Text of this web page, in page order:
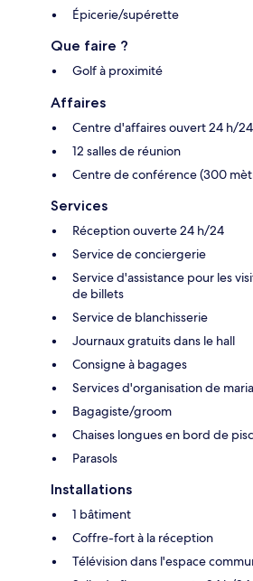
Épicerie/supérette
Que faire ?
Golf à proximité
Affaires
Centre d'affaires ouvert 24 h/24
12 salles de réunion
Centre de conférence (300
Services
Réception ouverte 24 h/24
Service de conciergerie
Service d'assistance pour les
de billets
Service de blanchisserie
Journaux gratuits dans le hall
Consigne à bagages
Services d'organisation de
Bagagiste/groom
Chaises longues en bord de
Parasols
Installations
1 bâtiment
Coffre-fort à la réception
Télévision dans l'espace